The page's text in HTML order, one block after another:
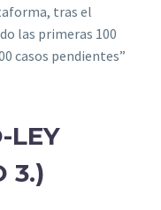
tras el
las primeras 100
casos pendientes”
LEY
3.)